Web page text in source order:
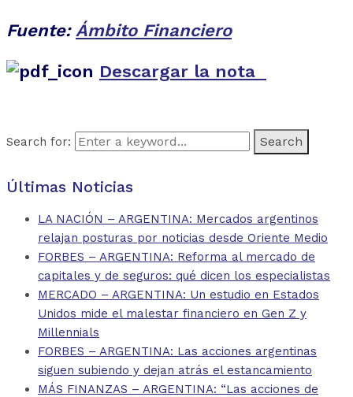
Fuente: Ámbito Financiero
Descargar la nota
Search for:
Últimas Noticias
LA NACIÓN – ARGENTINA: Mercados argentinos
relajan posturas por noticias desde Oriente Medio
FORBES – ARGENTINA: Reforma al mercado de
capitales y de seguros: qué dicen los especialistas
MERCADO – ARGENTINA: Un estudio en Estados
Unidos mide el malestar financiero en Gen Z y
Millennials
FORBES – ARGENTINA: Las acciones argentinas
siguen subiendo y dejan atrás el estancamiento
MÁS FINANZAS – ARGENTINA: “Las acciones de